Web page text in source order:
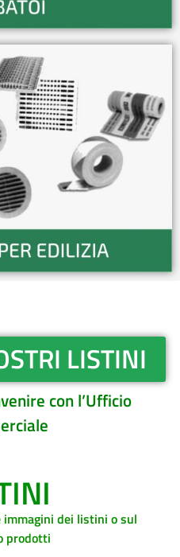
LISTINI
con l’Ufficio
immagini dei listini o sul
prodotti